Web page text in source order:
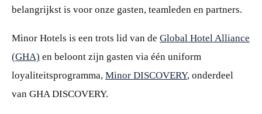
belangrijkst is voor onze gasten, teamleden en partners.
Minor Hotels is een trots lid van de Global Hotel Alliance
(GHA) en beloont zijn gasten via één uniform
loyaliteitsprogramma, Minor DISCOVERY, onderdeel
van GHA DISCOVERY.